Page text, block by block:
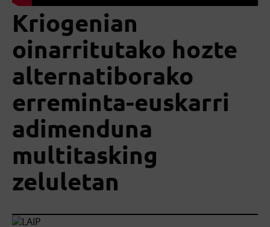
Kriogenian
oinarritutako hozte
alternatiborako
erreminta-euskarri
adimenduna
multitasking
zeluletan